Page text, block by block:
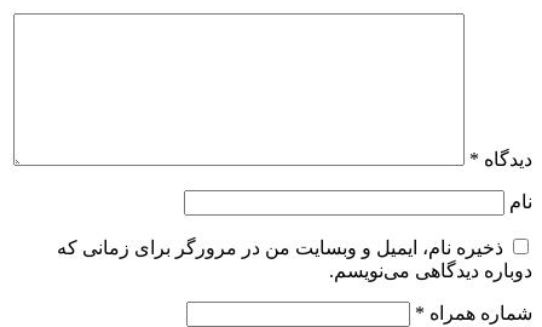
دیدگاه *
نام
ذخیره نام، ایمیل و وبسایت من در مرورگر برای زمانی که
دوباره دیدگاهی می‌نویسم.
شماره همراه *